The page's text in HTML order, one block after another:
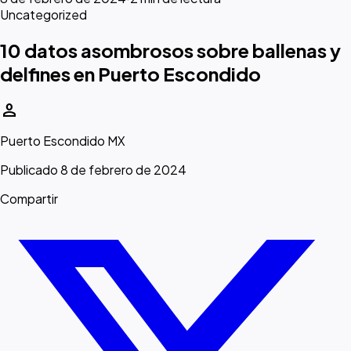
Uncategorized
10 datos asombrosos sobre ballenas y
delfines en Puerto Escondido
person
Puerto Escondido MX
Publicado 8 de febrero de 2024
Compartir